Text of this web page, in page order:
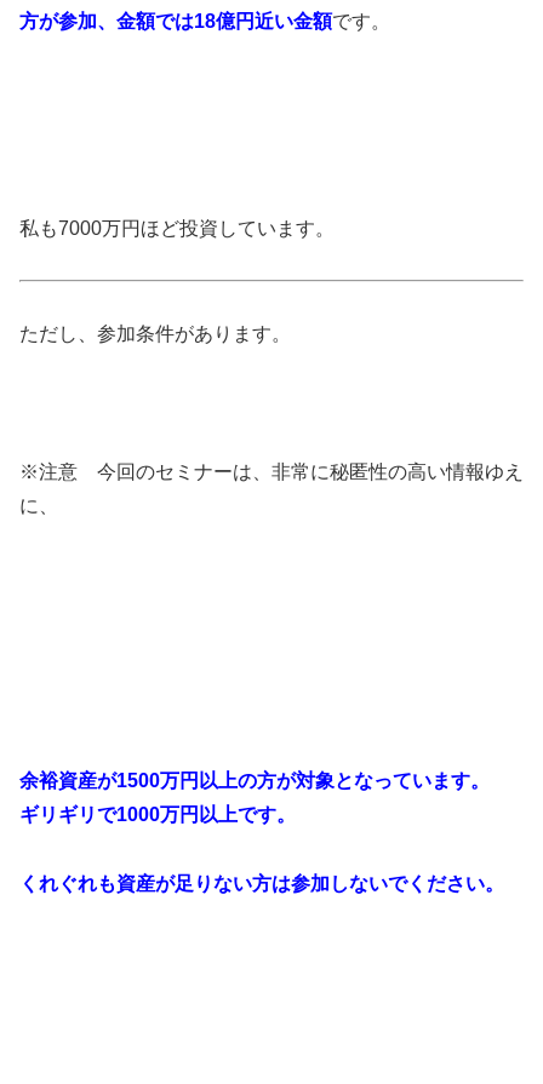
方が参加、金額では18億円近い金額です。
私も7000万円ほど投資しています。
ただし、参加条件があります。
※注意 今回のセミナーは、非常に秘匿性の高い情報ゆえ
に、
余裕資産が1500万円以上の方が対象となっています。
ギリギリで1000万円以上です。
くれぐれも資産が足りない方は参加しないでください。